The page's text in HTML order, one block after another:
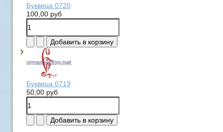
Буквица 0720
100,00 руб
Буквица 0719
50,00 руб